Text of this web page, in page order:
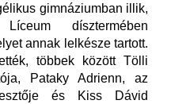
gimnáziumban illik,
dísztermében
annak lelkésze tartott.
többek között Tölli
Pataky Adrienn, az
és Kiss Dávid